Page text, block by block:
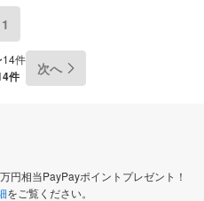
1
14件
件 次へ
円相当PayPayポイントプレゼント！
をご覧ください。